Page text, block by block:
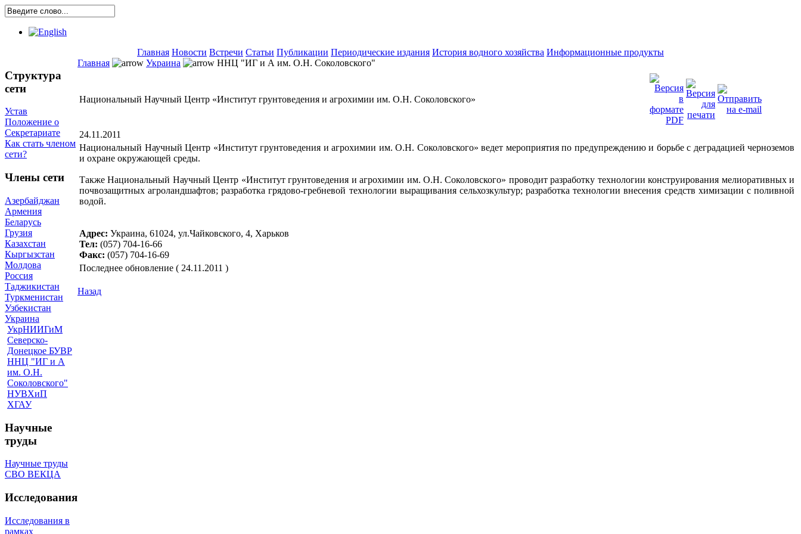
Главная Новости Встречи Статьи Публикации Периодические издания История водного хозяйства Информационные продукты
Структура
сети
Устав
Положение о
Секретариате
Как стать членом
сети?
Члены сети
Азербайджан
Армения
Беларусь
Грузия
Казахстан
Кыргызстан
Молдова
Россия
Таджикистан
Туркменистан
Узбекистан
Украина
УкрНИИГиМ
Северско-
Донецкое БУВР
ННЦ "ИГ и А
им. О.Н.
Соколовского"
НУВХиП
ХГАУ
Научные
труды
Научные труды
СВО ВЕКЦА
Исследования
Исследования в
рамках
Главная Украина ННЦ "ИГ и А им. О.Н. Соколовского"
Национальный Научный Центр «Институт грунтоведения и агрохимии им. О.Н. Соколовского»
24.11.2011
Национальный Научный Центр «Институт грунтоведения и агрохимии им. О.Н. Соколовского» ведет мероприятия по предупреждению и борьбе с деградацией черноземов
и охране окружающей среды.
Также Национальный Научный Центр «Институт грунтоведения и агрохимии им. О.Н. Соколовского» проводит разработку технологии конструирования мелиоративных и
почвозащитных агроландшафтов; разработка грядово-гребневой технологии выращивания сельхозкультур; разработка технологии внесения средств химизации с поливной
водой.
Адрес: Украина, 61024, ул.Чайковского, 4, Харьков
Тел: (057) 704-16-66
Факс: (057) 704-16-69
Последнее обновление ( 24.11.2011 )
Назад